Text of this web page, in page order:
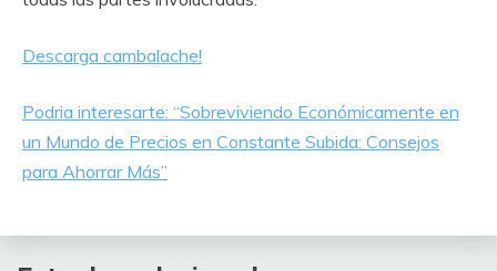
Descarga cambalache!
Podria interesarte: “Sobreviviendo Económicamente en
un Mundo de Precios en Constante Subida: Consejos
para Ahorrar Más”